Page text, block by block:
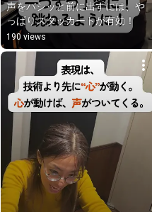
声をバシッと前に出すには、や
っぱりスタッカートが有効！
190 views